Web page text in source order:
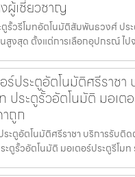
ผู้เชี่ยวชาญ
รั้วรีโมทอัตโนมัติสัมพันธวงศ์ ประ
สูงสุด ตั้งแต่การเลือกอุปกรณ์ ไป
ร์ประตูอัตโนมัติศรีราช
ประตูรั้วอัตโนมัติ มอเต
ถูก
ระตูอัตโนมัติศรีราชา บริการรับติ
ะตูรั้วอัตโนมัติ มอเตอร์ประตูรีโมท